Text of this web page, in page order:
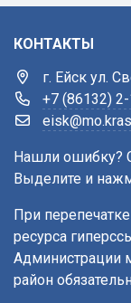
КОНТАКТЫ
г. Ейск ул.
+7 (86132)
Нашли ошибку?
Выделите и
При
ресурса
Администрации
район